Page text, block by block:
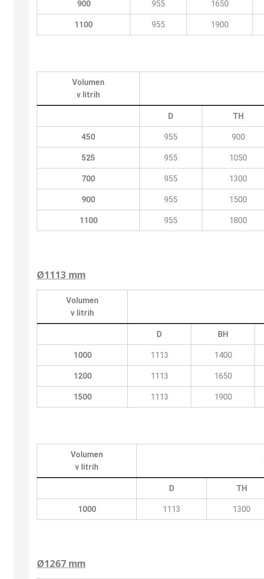
900 955 1650
1100 955 1900
Volumen
v litrih
D TH
450 955 900
525 955 1050
700 955 1300
900 955 1500
1100 955 1800
Ø1113 mm
Volumen
v litrih
D BH
1000 1113 1400
1200 1113 1650
1500 1113 1900
Volumen
v litrih
D TH
1000 1113 1300
Ø1267 mm